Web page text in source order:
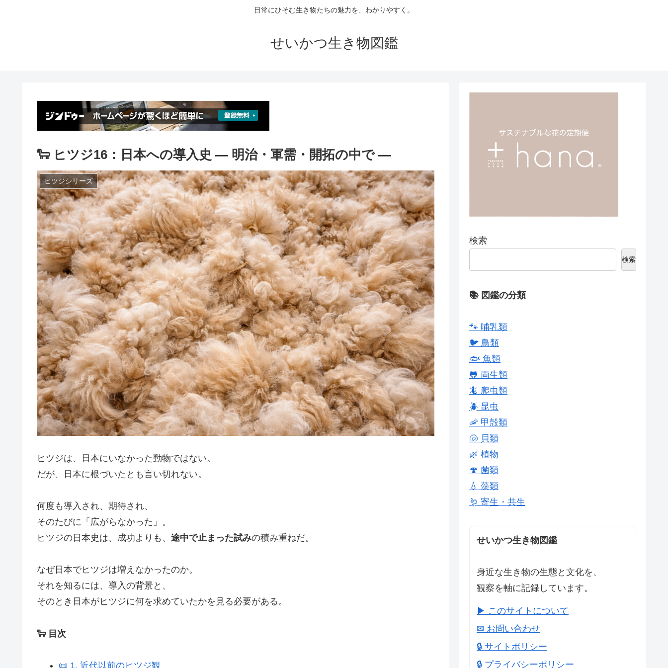
日常にひそむ生き物たちの魅力を、わかりやすく。
せいかつ生き物図鑑
🐑 ヒツジ16：日本への導入史 ― 明治・軍需・開拓の中で ―
ヒツジシリーズ
ヒツジは、日本にいなかった動物ではない。
だが、日本に根づいたとも言い切れない。
何度も導入され、期待され、
そのたびに「広がらなかった」。
ヒツジの日本史は、成功よりも、 途中で止まった試みの積み重ねだ。
なぜ日本でヒツジは増えなかったのか。
それを知るには、導入の背景と、
そのとき日本がヒツジに何を求めていたかを見る必要がある。
🐑 目次
📜 1. 近代以前のヒツジ観
検索
検索
📚 図鑑の分類
🐾 哺乳類
🐦 鳥類
🐟 魚類
🐸 両生類
🦎 爬虫類
🪲 昆虫
🦐 甲殻類
🐚 貝類
🌿 植物
🍄 菌類
💧 藻類
🪱 寄生・共生
せいかつ生き物図鑑
身近な生き物の生態と文化を、
観察を軸に記録しています。
▶ このサイトについて
✉ お問い合わせ
🔒 サイトポリシー
🔒 プライバシーポリシー